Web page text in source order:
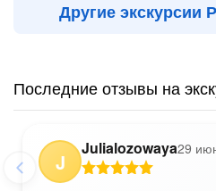
Другие экскурсии
Последние отзывы на
J
Julialozowaya29